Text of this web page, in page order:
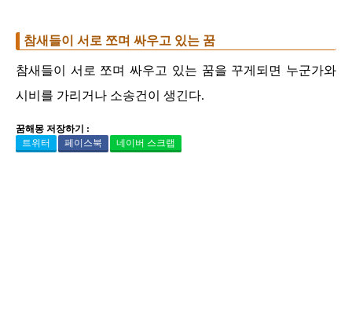
참새들이 서로 쪼며 싸우고 있는 꿈
참새들이 서로 쪼며 싸우고 있는 꿈을 꾸게되면 누군가와
시비를 가리거나 소송건이 생긴다.
꿈해몽 저장하기 :
트위터
페이스북 네이버 스크랩